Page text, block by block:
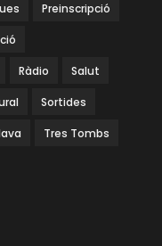
Preinscripció
Ràdio Salut
Sortides
Tres Tombs